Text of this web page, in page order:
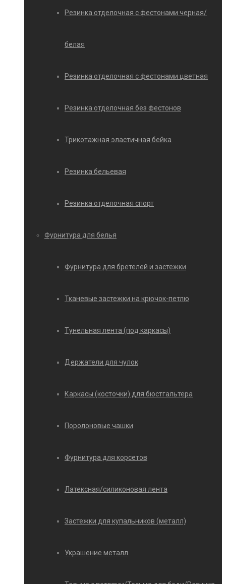
Резинка отделочная с фестонами черная/
белая
Резинка отделочная с фестонами цветная
Резинка отделочная без фестонов
Трикотажная эластичная бейка
Резинка бельевая
Резинка отделочная спорт
Фурнитура для белья
Фурнитура для бретелей и застежки
Тканевые застежки на крючок-петлю
Тунельная лента (под каркасы)
Держатели для чулок
Каркасы (косточки) для бюстгальтера
Поролоновые чашки
Фурнитура для корсетов
Латексная/силиконовая лента
Застежки для купальников (металл)
Украшение металл